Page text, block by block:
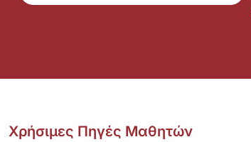
Χρήσιμες Πηγές Μαθητών